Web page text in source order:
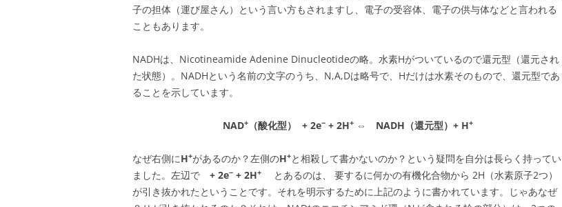
子の担体（運び屋さん）という言い方もされますし、電子の受容体、電子の供与体などと言われる
こともあります。
NADHは、Nicotineamide Adenine Dinucleotideの略。水素Hがついているので還元型（還元され
た状態）。NADHという名前の文字のうち、N,A,Dは略号で、Hだけは水素そのもので、還元型であ
ることを示しています。
NAD+（酸化型） + 2e−+ 2H+⇔ NADH（還元型）+ H+
なぜ右側にH+があるのか？左側のH+と相殺して書かないのか？という疑問を自分は長らく持ってい
ました。左辺で + 2e− + 2H+
とあるのは、 要するに何かの有機化合物から 2H（水素原子2つ）
が引き抜かれたということです。それを明示するために上記のように書かれています。じゃあなぜ